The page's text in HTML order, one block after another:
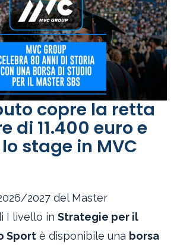
copre la retta
di 11.400 euro e
stage in MVC
2027 del Master
I livello inStrategie per il
Sport è disponibile una borsa